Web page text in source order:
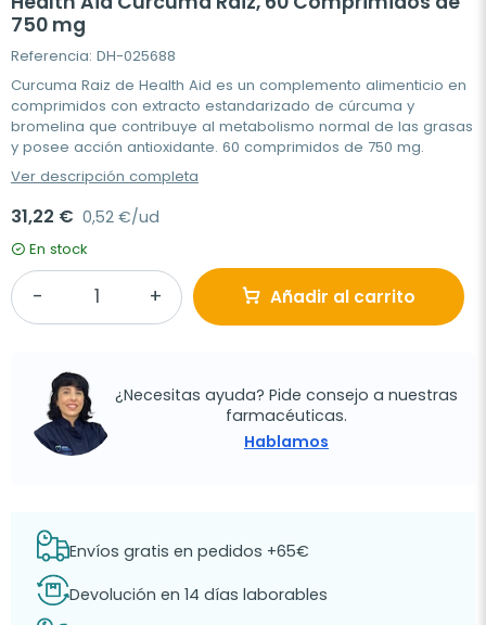
750 mg
Referencia: DH-025688
Curcuma Raiz de Health Aid es un complemento alimenticio en
comprimidos con extracto estandarizado de cúrcuma y
bromelina que contribuye al metabolismo normal de las grasas
y posee acción antioxidante. 60 comprimidos de 750 mg.
Ver descripción completa
31,22 € 0,52 €/ud
En stock
Añadir al carrito
¿Necesitas ayuda? Pide consejo a nuestras
farmacéuticas.
Hablamos
Envíos gratis en pedidos +65€
Devolución en 14 días laborables